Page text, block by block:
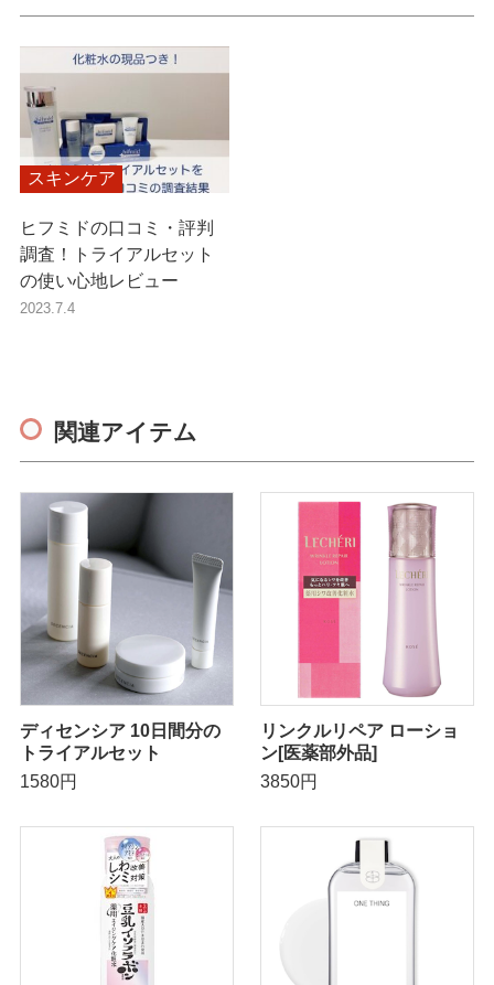
スキンケア
ヒフミドの口コミ・評判
調査！トライアルセット
の使い心地レビュー
2023.7.4
関連アイテム
ディセンシア 10日間分の
トライアルセット
1580円
リンクルリペア ローショ
ン[医薬部外品]
3850円